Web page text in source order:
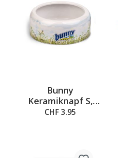
Bunny
Keramiknapf S,
ø=8.4cm, H=4.2cm
CHF 3.95